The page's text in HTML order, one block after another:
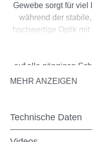
Gewebe sorgt für viel
während der
hochwertige Optik
auf alle gängigen
Zuschnitt nach Maß
MEHR ANZEIGEN
Technische Daten